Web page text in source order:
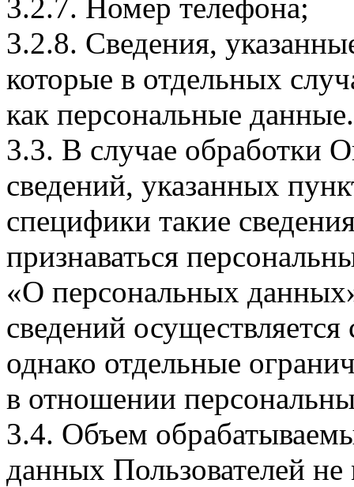
3.2.7. Номер телефона;
3.2.8. Сведения,
которые в отдельных
как персональные данные.
3.3. В случае обработки
сведений, указанных
специфики такие
признаваться
«О персональных
сведений
однако отдельные
в отношении
3.4. Объем
данных Пользователей